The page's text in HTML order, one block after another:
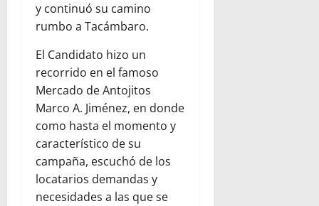
y continuó su camino
rumbo a Tacámbaro.
El Candidato hizo un
recorrido en el famoso
Mercado de Antojitos
Marco A. Jiménez, en donde
como hasta el momento y
característico de su
campaña, escuchó de los
locatarios demandas y
necesidades a las que se